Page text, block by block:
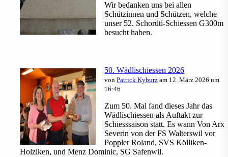
Wir bedanken uns bei allen
Schützinnen und Schützen, welche
unser 52. Schorüti-Schiessen G300m
besucht haben.
50. Wädlischiessen 2026
vonPatrick Kyburz am 12. März 2026 um
16:46
Zum 50. Mal fand dieses Jahr das
Wädlischiessen als Auftakt zur
Schiesssaison statt. Es wann Von Arx
Severin von der FS Walterswil vor
Poppler Roland, SVS Kölliken-
Holziken, und Menz Dominic, SG Safenwil.